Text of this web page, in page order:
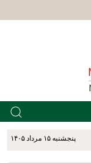
پنجشنبه ۱۵ مرداد ۱۴۰۵